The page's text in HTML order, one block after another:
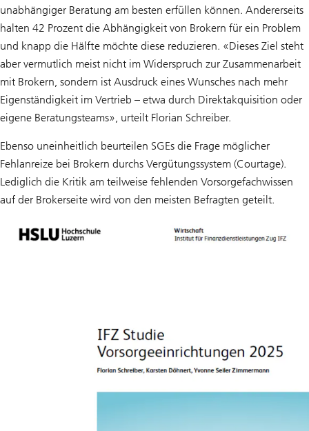
unabhängiger Beratung am besten erfüllen können. Andererseits
halten 42 Prozent die Abhängigkeit von Brokern für ein Problem
und knapp die Hälfte möchte diese reduzieren. «Dieses Ziel steht
aber vermutlich meist nicht im Widerspruch zur Zusammenarbeit
mit Brokern, sondern ist Ausdruck eines Wunsches nach mehr
Eigenständigkeit im Vertrieb – etwa durch Direktakquisition oder
eigene Beratungsteams», urteilt Florian Schreiber.
Ebenso uneinheitlich beurteilen SGEs die Frage möglicher
Fehlanreize bei Brokern durchs Vergütungssystem (Courtage).
Lediglich die Kritik am teilweise fehlenden Vorsorgefachwissen
auf der Brokerseite wird von den meisten Befragten geteilt.